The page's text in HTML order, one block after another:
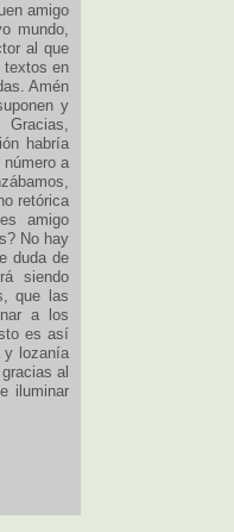
amigo
mundo,
al que
textos en
Amén
y
Gracias,
habría
a
retórica
amigo
No hay
duda de
siendo
que las
a los
es así
y lozanía
al
iluminar